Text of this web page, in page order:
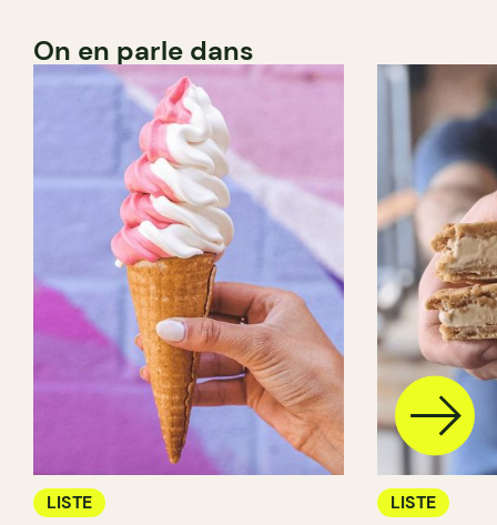
On en parle dans
LISTE LISTE